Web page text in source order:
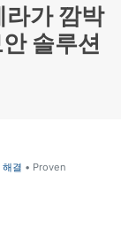
라가 깜박
솔루션
결 • Proven